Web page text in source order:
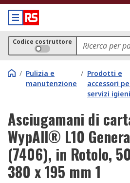
Codice costruttore
/ Pulizia e
manutenzione
/ Prodotti e
accessori
servizi
Asciugamani di
WypAll® L10
(7406), in Rotolo,
380 x 195 mm 1